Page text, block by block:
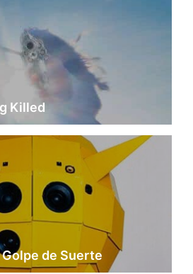
Killed
Golpe de Suerte